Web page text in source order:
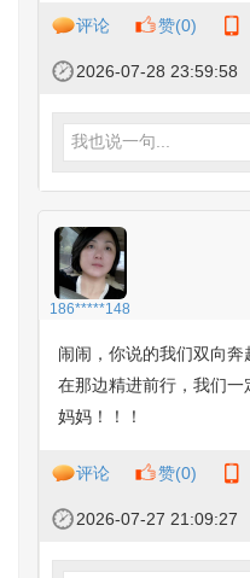
评论 赞(0)
2026-07-28 23:59:58
我也说一句...
186*****148
闹闹，你说的我们双向
在那边精进前行，我们
妈妈！！！
评论 赞(0)
2026-07-27 21:09:27